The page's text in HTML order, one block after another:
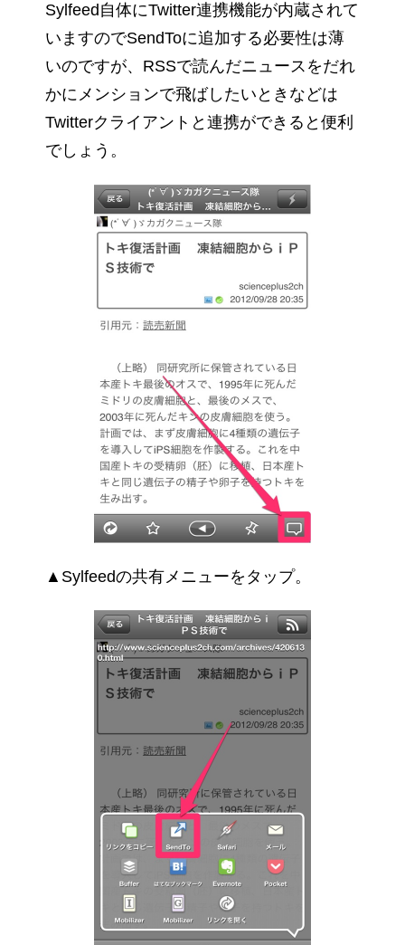
Sylfeed自体にTwitter連携機能が内蔵されて
いますのでSendToに追加する必要性は薄
いのですが、RSSで読んだニュースをだれ
かにメンションで飛ばしたいときなどは
Twitterクライアントと連携ができると便利
でしょう。
▲Sylfeedの共有メニューをタップ。